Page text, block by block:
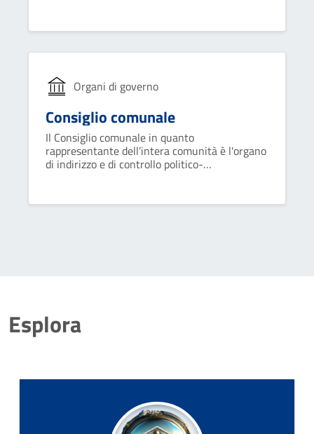
deliberazioni collegiali.
Organi di governo
Consiglio comunale
Il Consiglio comunale in quanto
rappresentante dell’intera comunità è l'organo
di indirizzo e di controllo politico-
Esplora